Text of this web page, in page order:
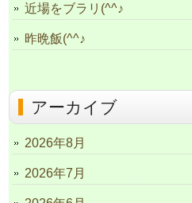
近場をブラリ(^^♪
昨晩飯(^^♪
アーカイブ
2026年8月
2026年7月